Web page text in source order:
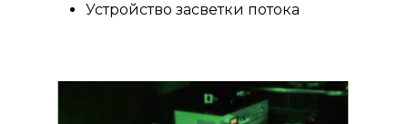
Устройство засветки потока